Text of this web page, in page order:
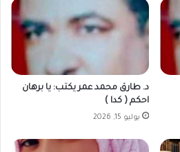
د. طارق محمد عمر يكتب: يا برهان
احكم ( كدا )
يوليو 15, 2026